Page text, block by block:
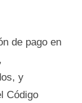
de pago en
y
Código